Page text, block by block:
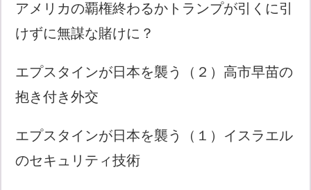
アメリカの覇権終わるかトランプが引くに引
けずに無謀な賭けに？
エプスタインが日本を襲う（２）高市早苗の
抱き付き外交
エプスタインが日本を襲う（１）イスラエル
のセキュリティ技術